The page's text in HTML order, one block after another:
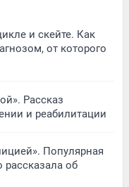
и скейте. Как
от которого
Рассказ
и реабилитации
Популярная
рассказала об